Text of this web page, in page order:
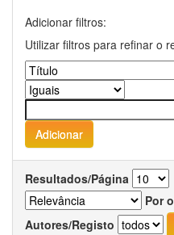
Adicionar filtros:
Utilizar filtros para refinar o
Resultados/Página
Por
Autores/Registo